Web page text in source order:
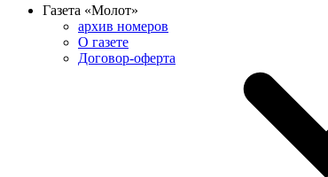
Газета «Молот»
архив номеров
О газете
Договор-оферта